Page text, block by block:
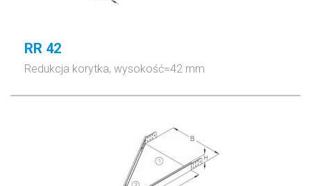
RR 42
Redukcja korytka, wysokość=42 mm